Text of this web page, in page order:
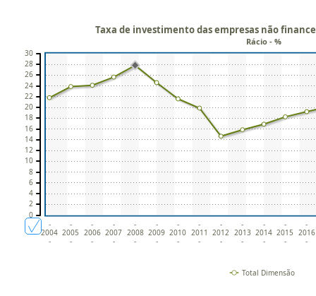
-
2004
-
-
2005
-
-
2006
-
-
2007
-
-
2008
-
-
2009
-
-
2010
-
-
2011
-
-
2012
-
-
2013
-
-
2014
-
-
2015
-
-
2016
-
Taxa de investimento das empresas não
Rácio - %
0
2
4
6
8
10
12
14
16
18
20
22
24
26
28
30
Total Dimensão